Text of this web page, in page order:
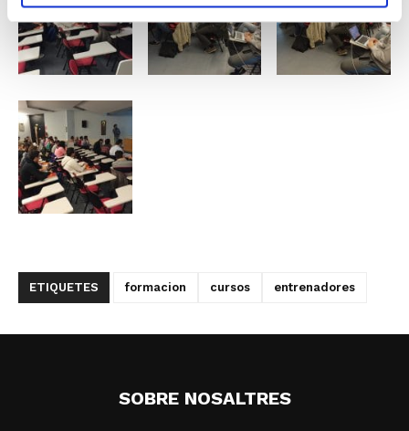
ETIQUETES formacion cursos entrenadores
SOBRE NOSALTRES